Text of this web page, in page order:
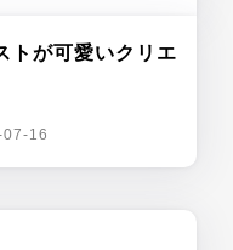
トが可愛いクリエ
16